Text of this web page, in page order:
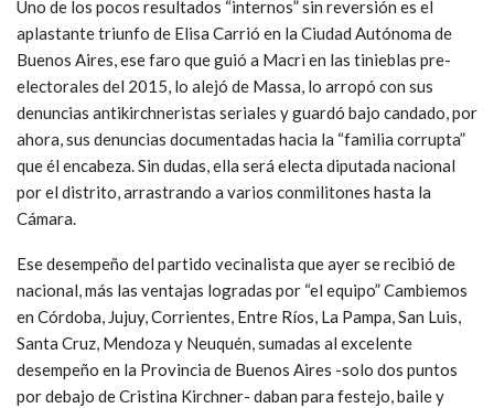
Uno de los pocos resultados “internos” sin reversión es el
aplastante triunfo de Elisa Carrió en la Ciudad Autónoma de
Buenos Aires, ese faro que guió a Macri en las tinieblas pre-
electorales del 2015, lo alejó de Massa, lo arropó con sus
denuncias antikirchneristas seriales y guardó bajo candado, por
ahora, sus denuncias documentadas hacia la “familia corrupta”
que él encabeza. Sin dudas, ella será electa diputada nacional
por el distrito, arrastrando a varios conmilitones hasta la
Cámara.
Ese desempeño del partido vecinalista que ayer se recibió de
nacional, más las ventajas logradas por “el equipo” Cambiemos
en Córdoba, Jujuy, Corrientes, Entre Ríos, La Pampa, San Luis,
Santa Cruz, Mendoza y Neuquén, sumadas al excelente
desempeño en la Provincia de Buenos Aires -solo dos puntos
por debajo de Cristina Kirchner- daban para festejo, baile y